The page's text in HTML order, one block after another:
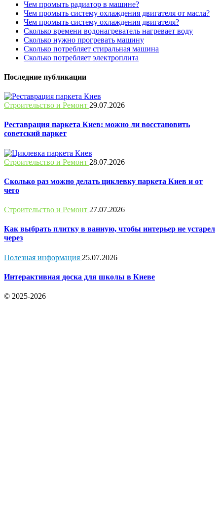
Чем промыть радиатор в машине?
Чем промыть систему охлаждения двигателя от масла?
Чем промыть систему охлаждения двигателя?
Сколько времени водонагреватель нагревает воду
Сколько нужно прогревать машину
Сколько потребляет стиральная машина
Сколько потребляет электроплита
Последние публикации
Строительство и Ремонт 29.07.2026
Реставрация паркета Киев: можно ли восстановить
советский паркет
Строительство и Ремонт 28.07.2026
Сколько раз можно делать циклевку паркета Киев и от
чего
Строительство и Ремонт 27.07.2026
Как выбрать плитку в ванную, чтобы интерьер не устарел
через
Полезная информация 25.07.2026
Интерактивная доска для школы в Киеве
© 2025-2026